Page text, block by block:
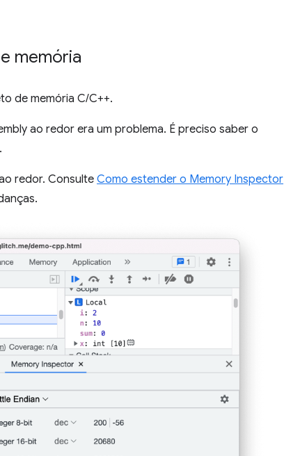
memória
de memória C/C++.
ao redor era um problema. É preciso saber o
redor. Consulte Como estender o Memory Inspector